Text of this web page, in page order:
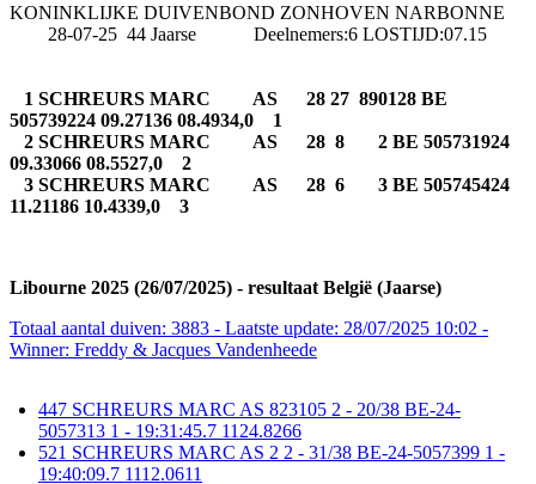
KONINKLIJKE DUIVENBOND ZONHOVEN NARBONNE
28-07-25 44 Jaarse Deelnemers:6 LOSTIJD:07.15
1 SCHREURS MARC AS 28 27 890128 BE
505739224 09.27136 08.4934,0 1
2 SCHREURS MARC AS 28 8 2 BE 505731924
09.33066 08.5527,0 2
3 SCHREURS MARC AS 28 6 3 BE 505745424
11.21186 10.4339,0 3
Libourne 2025 (26/07/2025) - resultaat België (Jaarse)
Totaal aantal duiven: 3883 - Laatste update: 28/07/2025 10:02 -
Winner: Freddy & Jacques Vandenheede
447 SCHREURS MARC AS 823105 2 - 20/38 BE-24-
5057313 1 - 19:31:45.7 1124.8266
521 SCHREURS MARC AS 2 2 - 31/38 BE-24-5057399 1 -
19:40:09.7 1112.0611